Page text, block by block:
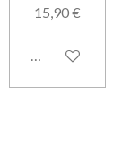
15,90 €
Voir les détails